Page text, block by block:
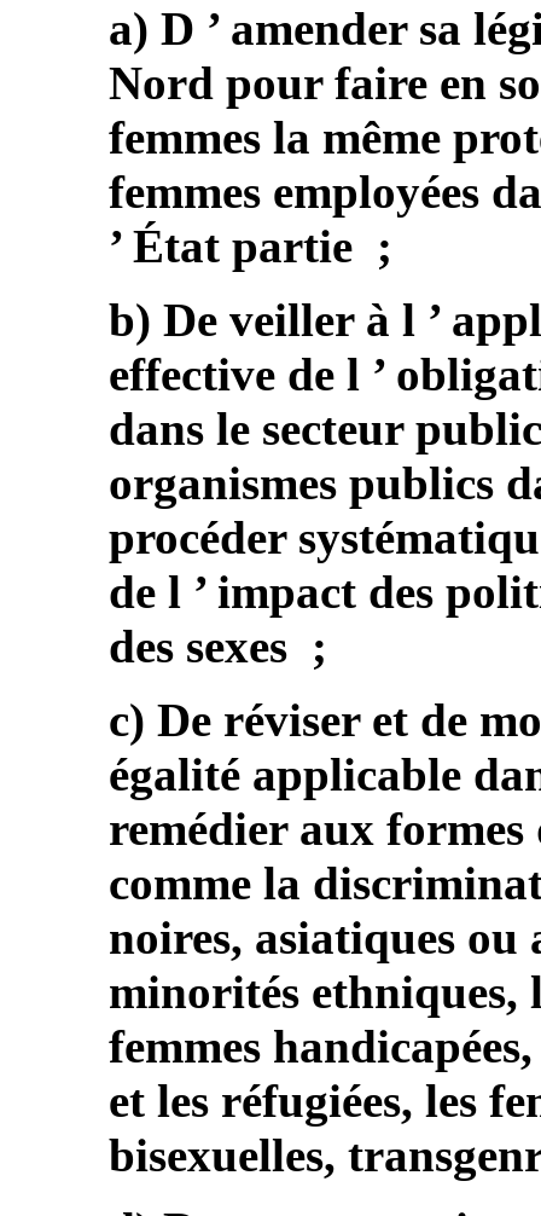
a) D ’ amender sa
Nord pour faire en
femmes la même
femmes employées
’ État partie ;
b) De veiller à l ’
effective de l ’
dans le secteur
organismes publics
procéder
de l ’ impact des
des sexes ;
c) De réviser et de
égalité applicable
remédier aux
comme la
noires, asiatiques ou
minorités ethniques,
femmes
et les réfugiées, les
bisexuelles,